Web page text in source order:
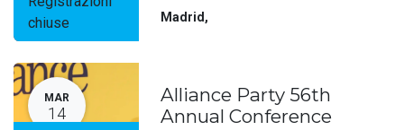
chiuse
Madrid ,
MAR
14
Alliance Party 56th
Annual Conference